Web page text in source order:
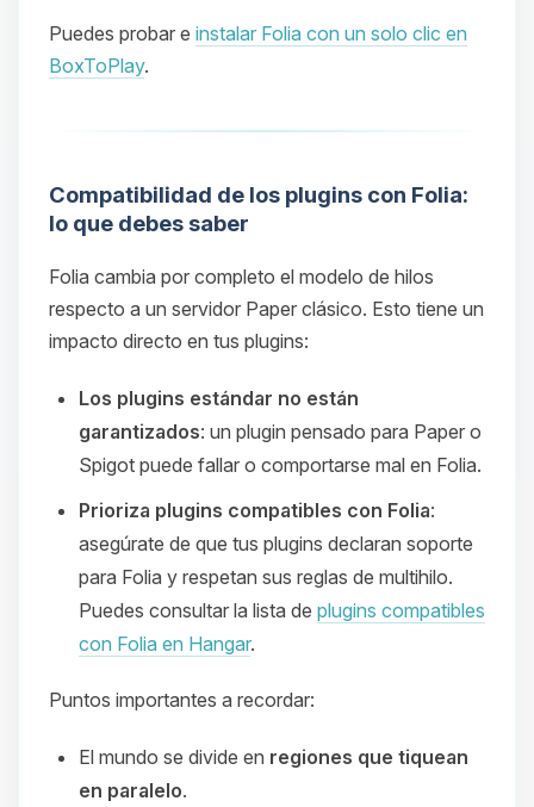
Puedes probar e instalar Folia con un solo clic en
BoxToPlay.
Compatibilidad de los plugins con Folia:
lo que debes saber
Folia cambia por completo el modelo de hilos
respecto a un servidor Paper clásico. Esto tiene un
impacto directo en tus plugins:
Los plugins estándar no están
garantizados: un plugin pensado para Paper o
Spigot puede fallar o comportarse mal en Folia.
Prioriza plugins compatibles con Folia:
asegúrate de que tus plugins declaran soporte
para Folia y respetan sus reglas de multihilo.
Puedes consultar la lista de plugins compatibles
con Folia en Hangar.
Puntos importantes a recordar:
El mundo se divide en regiones que tiquean
en paralelo.